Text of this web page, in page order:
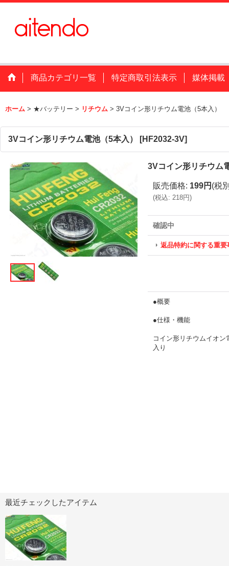
商品カテゴリ一覧 特定商取引法表示 媒体掲載
ホーム > ★バッテリー > リチウム > 3Vコイン形リチウム電池（5本入）
3Vコイン形リチウム電池（5本入） [HF2032-3V]
3Vコイン形リチウム
販売価格: 199円 (税
(税込: 218円)
確認中
返品特約に関する重要
●概要
●仕様・機能
コイン形リチウムイオ
入り
最近チェックしたアイテム